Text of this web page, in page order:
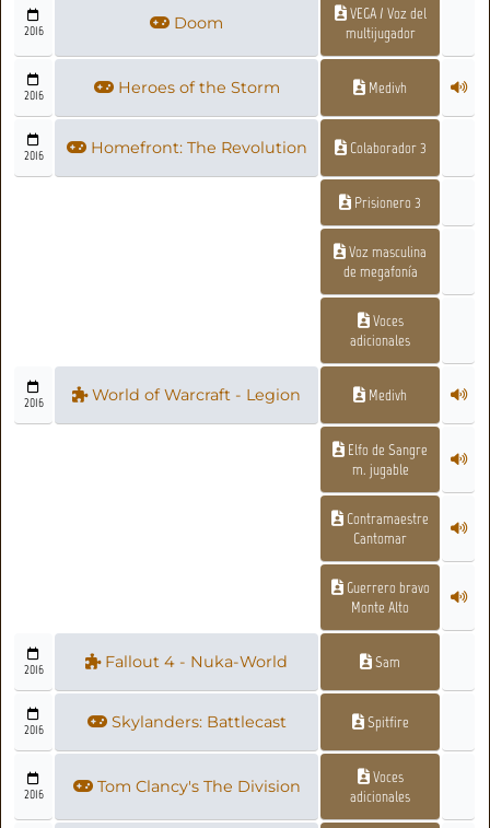
2016 Doom
VEGA / Voz del
multijugador
2016 Heroes of the Storm Medivh
2016 Homefront: The Revolution Colaborador 3
Prisionero 3
Voz masculina
de megafonía
Voces
adicionales
2016 World of Warcraft - Legion Medivh
Elfo de Sangre
m. jugable
Contramaestre
Cantomar
Guerrero bravo
Monte Alto
2016 Fallout 4 - Nuka-World Sam
2016 Skylanders: Battlecast Spitfire
2016 Tom Clancy's The Division
Voces
adicionales